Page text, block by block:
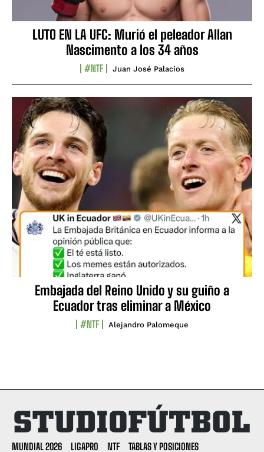
LUTO EN LA UFC: Murió el peleador Allan
Nascimento a los 34 años
#NTF Juan José Palacios
Embajada del Reino Unido y su guiño a
Ecuador tras eliminar a México
#NTF Alejandro Palomeque
MUNDIAL 2026 LIGAPRO NTF TABLAS Y POSICIONES